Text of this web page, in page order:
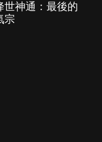
世神通：最後的
宗